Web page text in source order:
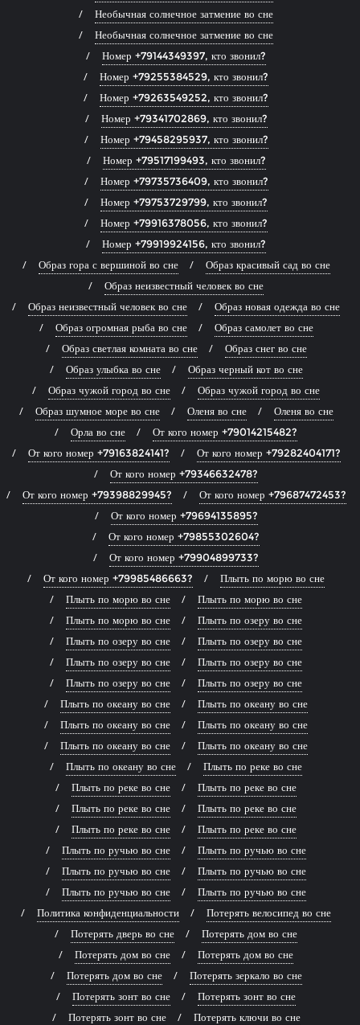
Необычная солнечное затмение во сне
Необычная солнечное затмение во сне
Номер +79144349397, кто звонил?
Номер +79255384529, кто звонил?
Номер +79263549252, кто звонил?
Номер +79341702869, кто звонил?
Номер +79458295937, кто звонил?
Номер +79517199493, кто звонил?
Номер +79735736409, кто звонил?
Номер +79753729799, кто звонил?
Номер +79916378056, кто звонил?
Номер +79919924156, кто звонил?
Образ гора с вершиной во сне
Образ красивый сад во сне
Образ неизвестный человек во сне
Образ неизвестный человек во сне
Образ новая одежда во сне
Образ огромная рыба во сне
Образ самолет во сне
Образ светлая комната во сне
Образ снег во сне
Образ улыбка во сне
Образ черный кот во сне
Образ чужой город во сне
Образ чужой город во сне
Образ шумное море во сне
Оленя во сне
Оленя во сне
Орла во сне
От кого номер +79014215482?
От кого номер +79163824141?
От кого номер +79282404171?
От кого номер +79346632478?
От кого номер +79398829945?
От кого номер +79687472453?
От кого номер +79694135895?
От кого номер +79855302604?
От кого номер +79904899733?
От кого номер +79985486663?
Плыть по морю во сне
Плыть по морю во сне
Плыть по морю во сне
Плыть по морю во сне
Плыть по озеру во сне
Плыть по озеру во сне
Плыть по озеру во сне
Плыть по озеру во сне
Плыть по озеру во сне
Плыть по озеру во сне
Плыть по озеру во сне
Плыть по океану во сне
Плыть по океану во сне
Плыть по океану во сне
Плыть по океану во сне
Плыть по океану во сне
Плыть по океану во сне
Плыть по океану во сне
Плыть по реке во сне
Плыть по реке во сне
Плыть по реке во сне
Плыть по реке во сне
Плыть по реке во сне
Плыть по реке во сне
Плыть по реке во сне
Плыть по ручью во сне
Плыть по ручью во сне
Плыть по ручью во сне
Плыть по ручью во сне
Плыть по ручью во сне
Плыть по ручью во сне
Политика конфиденциальности
Потерять велосипед во сне
Потерять дверь во сне
Потерять дом во сне
Потерять дом во сне
Потерять дом во сне
Потерять дом во сне
Потерять зеркало во сне
Потерять зонт во сне
Потерять зонт во сне
Потерять зонт во сне
Потерять ключи во сне